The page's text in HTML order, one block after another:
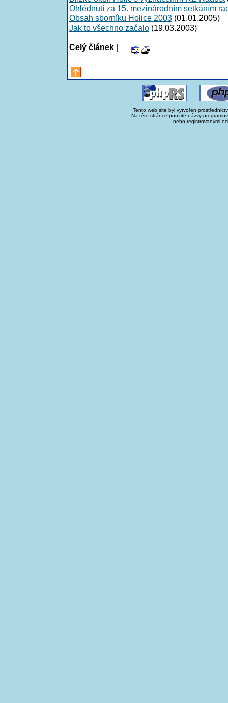
Ohlédnutí za 15. mezinárodním setkáním
Obsah sborníku Holice 2003 (01.01.2005)
Jak to všechno začalo (19.03.2003)
Celý článek |
Tento web site byl vytvořen
Na této stránce použité názvy
nebo registrovanými